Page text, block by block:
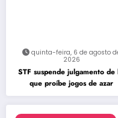
quinta-feira, 6 de agosto
2026
STF suspende julgamento de
que proíbe jogos de azar